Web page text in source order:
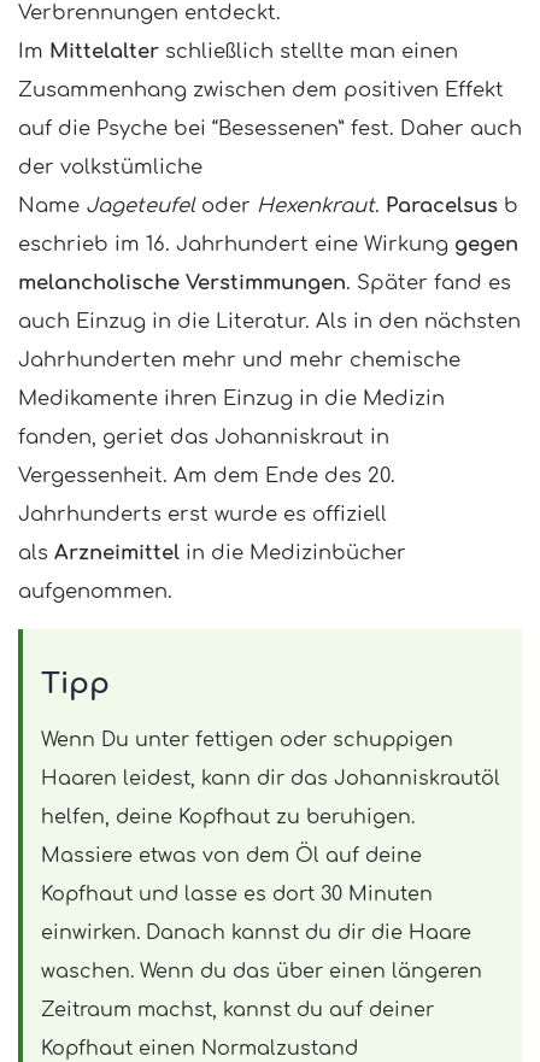
Verbrennungen entdeckt.
Im Mittelalter schließlich stellte man einen
Zusammenhang zwischen dem positiven Effekt
auf die Psyche bei “Besessenen” fest. Daher auch
der volkstümliche
Name Jageteufeloder Hexenkraut. Paracelsus b
eschrieb im 16. Jahrhundert eine Wirkung gegen
melancholische Verstimmungen. Später fand es
auch Einzug in die Literatur. Als in den nächsten
Jahrhunderten mehr und mehr chemische
Medikamente ihren Einzug in die Medizin
fanden, geriet das Johanniskraut in
Vergessenheit. Am dem Ende des 20.
Jahrhunderts erst wurde es offiziell
als Arzneimittel in die Medizinbücher
aufgenommen.
Tipp
Wenn Du unter fettigen oder schuppigen
Haaren leidest, kann dir das Johanniskrautöl
helfen, deine Kopfhaut zu beruhigen.
Massiere etwas von dem Öl auf deine
Kopfhaut und lasse es dort 30 Minuten
einwirken. Danach kannst du dir die Haare
waschen. Wenn du das über einen längeren
Zeitraum machst, kannst du auf deiner
Kopfhaut einen Normalzustand